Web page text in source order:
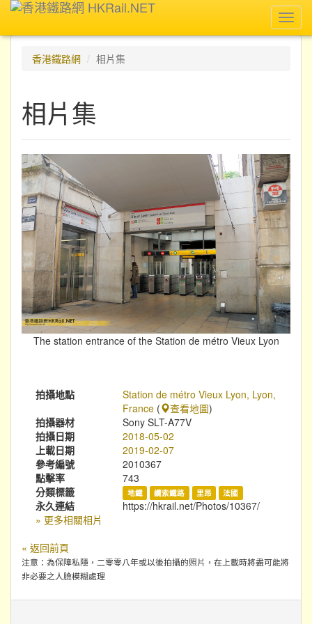
香港鐵路網
相片集
相片集
The station entrance of the Station de métro Vieux Lyon
拍攝地點
Station de métro Vieux Lyon, Lyon,
France ( 查看地圖)
拍攝器材
Sony SLT-A77V
拍攝日期
2018-05-02
上載日期
2019-02-07
參考編號
2010367
點擊率
743
分類標籤
地鐵 纜索鐵路 里昂 法國
永久連結
https://hkrail.net/Photos/10367/
» 更多相關相片
« 返回前頁
注意：為保障私隱，二零零八年或以後拍攝的照片，在上載時將盡可能將
非必要之人臉模糊處理